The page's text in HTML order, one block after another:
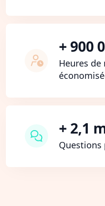
+ 900
Heures de
+ 2,1
Questions